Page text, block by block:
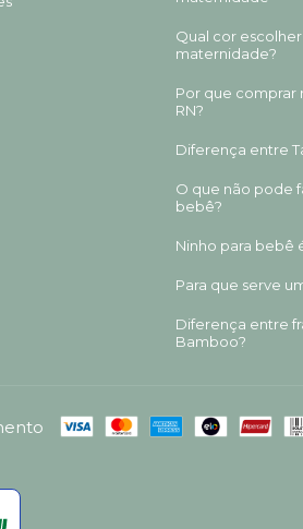
Qual cor
maternidade?
Por que comprar
RN?
Diferença entre
O que não pode
bebê?
Ninho para bebê
Para que serve
Diferença entre
Bamboo?